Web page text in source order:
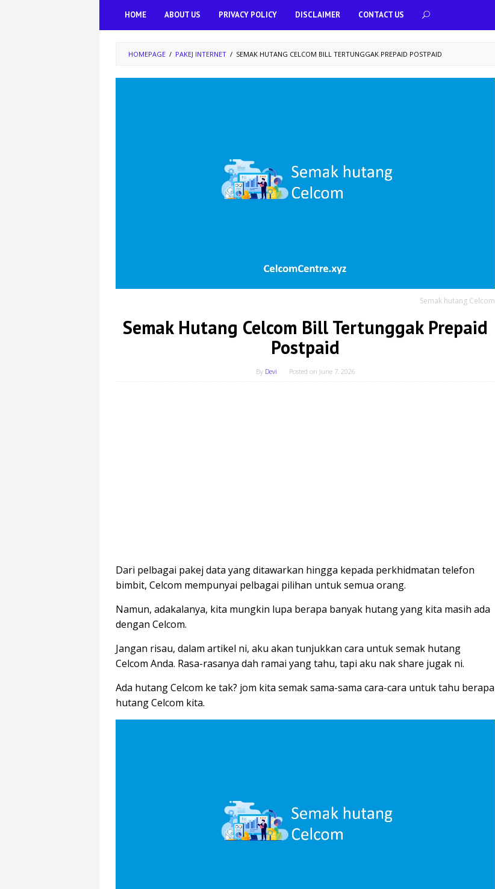
HOME ABOUT US PRIVACY POLICY DISCLAIMER CONTACT US
HOMEPAGE / PAKEJ INTERNET / SEMAK HUTANG CELCOM BILL TERTUNGGAK PREPAID POSTPAID
Semak hutang Celcom
Semak Hutang Celcom Bill Tertunggak Prepaid
Postpaid
By Devi Posted on June 7, 2026
Dari pelbagai pakej data yang ditawarkan hingga kepada perkhidmatan telefon
bimbit, Celcom mempunyai pelbagai pilihan untuk semua orang.
Namun, adakalanya, kita mungkin lupa berapa banyak hutang yang kita masih ada
dengan Celcom.
Jangan risau, dalam artikel ni, aku akan tunjukkan cara untuk semak hutang
Celcom Anda. Rasa-rasanya dah ramai yang tahu, tapi aku nak share jugak ni.
Ada hutang Celcom ke tak? jom kita semak sama-sama cara-cara untuk tahu berapa
hutang Celcom kita.